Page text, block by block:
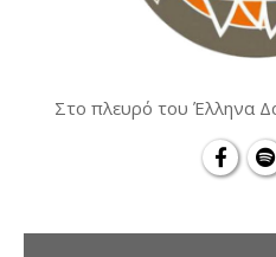
Στο πλευρό του Έλληνα